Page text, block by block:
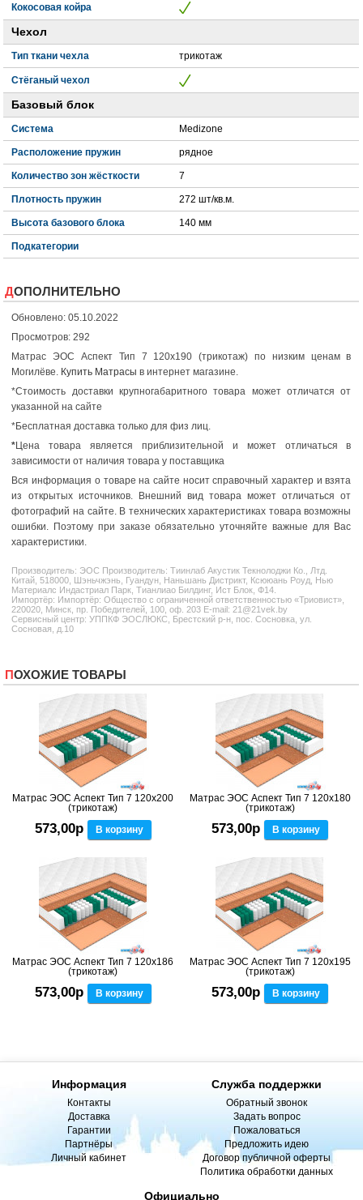
Кокосовая койра
Чехол
Тип ткани чехла трикотаж
Стёганый чехол
Базовый блок
Система Medizone
Расположение пружин рядное
Количество зон жёсткости 7
Плотность пружин 272 шт/кв.м.
Высота базового блока 140 мм
Подкатегории
ДОПОЛНИТЕЛЬНО
Обновлено: 05.10.2022
Просмотров: 292
Матрас ЭОС Аспект Тип 7 120x190 (трикотаж) по низким ценам в
Могилёве. Купить Матрасы в интернет магазине.
*Стоимость доставки крупногабаритного товара может отличатся от
указанной на сайте
*Бесплатная доставка только для физ лиц.
*Цена товара является приблизительной и может отличаться в
зависимости от наличия товара у поставщика
Вся информация о товаре на сайте носит справочный характер и взята
из открытых источников. Внешний вид товара может отличаться от
фотографий на сайте. В технических характеристиках товара возможны
ошибки. Поэтому при заказе обязательно уточняйте важные для Вас
характеристики.
Производитель: ЭОС Производитель: Тиинлаб Акустик Текнолоджи Ко., Лтд.
Китай, 518000, Шэньчжэнь, Гуандун, Наньшань Дистрикт, Ксююань Роуд, Нью
Материалс Индастриал Парк, Тианлиао Билдинг, Ист Блок, Ф14.
Импортёр: Импортёр: Общество с ограниченной ответственностью «Триовист»,
220020, Минск, пр. Победителей, 100, оф. 203 E-mail: 21@21vek.by
Сервисный центр: УППКФ ЭОСЛЮКС, Брестский р-н, пос. Сосновка, ул.
Сосновая, д.10
ПОХОЖИЕ ТОВАРЫ
Матрас ЭОС Аспект Тип 7 120x200
(трикотаж)
573,00р В корзину
Матрас ЭОС Аспект Тип 7 120x180
(трикотаж)
573,00р В корзину
Матрас ЭОС Аспект Тип 7 120x186
(трикотаж)
573,00р В корзину
Матрас ЭОС Аспект Тип 7 120x195
(трикотаж)
573,00р В корзину
Информация
Контакты
Доставка
Гарантии
Партнёры
Личный кабинет
Служба поддержки
Обратный звонок
Задать вопрос
Пожаловаться
Предложить идею
Договор публичной оферты
Политика обработки данных
Официально